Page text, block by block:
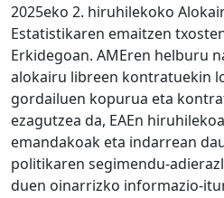
2025eko 2. hiruhilekoko
Estatistikaren emaitzen
Erkidegoan. AMEren helburu
alokairu libreen kontratuekin
gordailuen kopurua eta
ezagutzea da, EAEn
emandakoak eta indarrean
politikaren segimendu-
duen oinarrizko informazio-